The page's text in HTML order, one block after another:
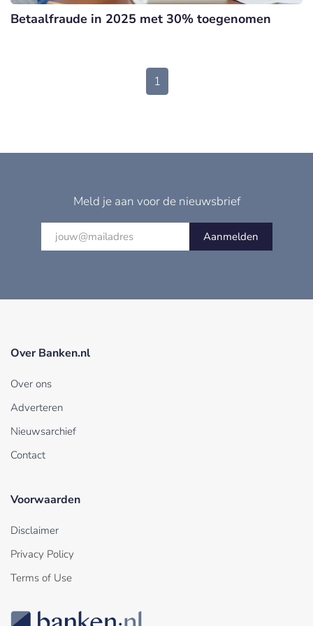
Betaalfraude in 2025 met 30% toegenomen
1
Meld je aan voor de nieuwsbrief
Aanmelden
Over Banken.nl
Over ons
Adverteren
Nieuwsarchief
Contact
Voorwaarden
Disclaimer
Privacy Policy
Terms of Use